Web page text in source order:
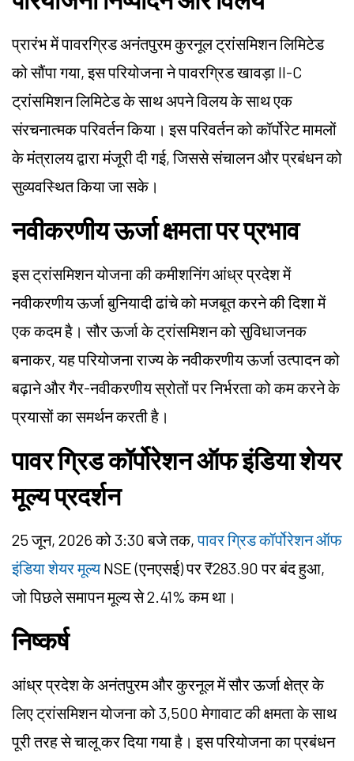
प्रारंभ में पावरग्रिड अनंतपुरम कुरनूल ट्रांसमिशन लिमिटेड
को सौंपा गया, इस परियोजना ने पावरग्रिड खावड़ा II-C
ट्रांसमिशन लिमिटेड के साथ अपने विलय के साथ एक
संरचनात्मक परिवर्तन किया। इस परिवर्तन को कॉर्पोरेट मामलों
के मंत्रालय द्वारा मंजूरी दी गई, जिससे संचालन और प्रबंधन को
सुव्यवस्थित किया जा सके।
नवीकरणीय ऊर्जा क्षमता पर प्रभाव
इस ट्रांसमिशन योजना की कमीशनिंग आंध्र प्रदेश में
नवीकरणीय ऊर्जा बुनियादी ढांचे को मजबूत करने की दिशा में
एक कदम है। सौर ऊर्जा के ट्रांसमिशन को सुविधाजनक
बनाकर, यह परियोजना राज्य के नवीकरणीय ऊर्जा उत्पादन को
बढ़ाने और गैर-नवीकरणीय स्रोतों पर निर्भरता को कम करने के
प्रयासों का समर्थन करती है।
पावर ग्रिड कॉर्पोरेशन ऑफ इंडिया शेयर
मूल्य प्रदर्शन
25 जून, 2026 को 3:30 बजे तक,पावर ग्रिड कॉर्पोरेशन ऑफ
इंडिया शेयर मूल्यNSE (एनएसई) पर ₹283.90 पर बंद हुआ,
जो पिछले समापन मूल्य से 2.41% कम था।
निष्कर्ष
आंध्र प्रदेश के अनंतपुरम और कुरनूल में सौर ऊर्जा क्षेत्र के
लिए ट्रांसमिशन योजना को 3,500 मेगावाट की क्षमता के साथ
पूरी तरह से चालू कर दिया गया है। इस परियोजना का प्रबंधन